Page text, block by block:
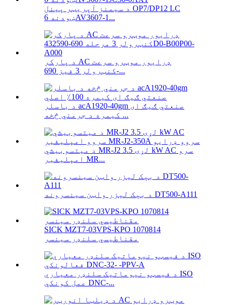
د سیمنز آپریټر پینل OP7/DP12 LC
ښودنه 6AV3607-1...
د پارکر AC ډرایور موټرو سرعت
کنټرولر 3 فیز 690-...
د باسلر acA1920-40gm صنعتي ګیګ ای
کیمره د جرمني څخه ...
د میتسوبیشي MR-J2 لړۍ 3.5 kW AC سرو
امپلیفیر MR...
د بېک لیزر واټن سینسرونه DT500-A111
SICK MZT7-03VPS-KPO 1070814
مقناطیسي سلنډر سینسر
د فیسټو نیوماتیک سلنډر معیاري ISO
عمل کونکي DNC-...